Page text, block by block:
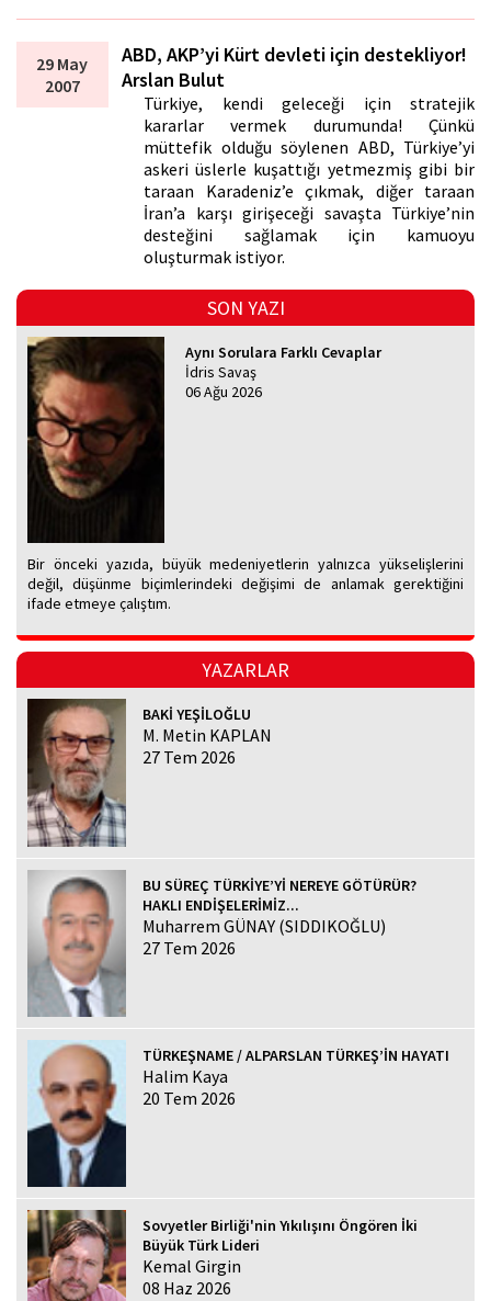
29 May
2007
ABD, AKP’yi Kürt devleti için destekliyor!
Arslan Bulut
Türkiye, kendi geleceği için stratejik
kararlar vermek durumunda! Çünkü
müttefik olduğu söylenen ABD, Türkiye’yi
askeri üslerle kuşattığı yetmezmiş gibi bir
taraftan Karadeniz’e çıkmak, diğer taraftan
İran’a karşı girişeceği savaşta Türkiye’nin
desteğini sağlamak için kamuoyu
oluşturmak istiyor.
SON YAZI
Aynı Sorulara Farklı Cevaplar
İdris Savaş
06 Ağu 2026
Bir önceki yazıda, büyük medeniyetlerin yalnızca yükselişlerini
değil, düşünme biçimlerindeki değişimi de anlamak gerektiğini
ifade etmeye çalıştım.
YAZARLAR
BAKİ YEŞİLOĞLU
M. Metin KAPLAN
27 Tem 2026
BU SÜREÇ TÜRKİYE’Yİ NEREYE GÖTÜRÜR?
HAKLI ENDİŞELERİMİZ...
Muharrem GÜNAY (SIDDIKOĞLU)
27 Tem 2026
TÜRKEŞNAME / ALPARSLAN TÜRKEŞ’İN HAYATI
Halim Kaya
20 Tem 2026
Sovyetler Birliği'nin Yıkılışını Öngören İki
Büyük Türk Lideri
Kemal Girgin
08 Haz 2026